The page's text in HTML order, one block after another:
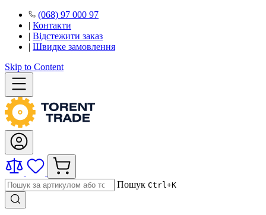
(068) 97 000 97
| Контакти
| Відстежити заказ
| Швидке замовлення
Skip to Content
Пошук Ctrl+K